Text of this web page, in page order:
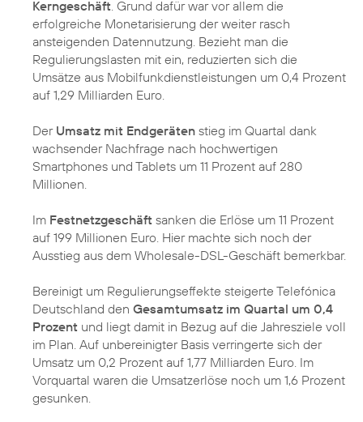
Kerngeschäft. Grund dafür war vor allem die
erfolgreiche Monetarisierung der weiter rasch
ansteigenden Datennutzung. Bezieht man die
Regulierungslasten mit ein, reduzierten sich die
Umsätze aus Mobilfunkdienstleistungen um 0,4 Prozent
auf 1,29 Milliarden Euro.
Der Umsatz mit Endgeräten stieg im Quartal dank
wachsender Nachfrage nach hochwertigen
Smartphones und Tablets um 11 Prozent auf 280
Millionen.
Im Festnetzgeschäft sanken die Erlöse um 11 Prozent
auf 199 Millionen Euro. Hier machte sich noch der
Ausstieg aus dem Wholesale-DSL-Geschäft bemerkbar.
Bereinigt um Regulierungseffekte steigerte Telefónica
Deutschland den Gesamtumsatz im Quartal um 0,4
Prozent und liegt damit in Bezug auf die Jahresziele voll
im Plan. Auf unbereinigter Basis verringerte sich der
Umsatz um 0,2 Prozent auf 1,77 Milliarden Euro. Im
Vorquartal waren die Umsatzerlöse noch um 1,6 Prozent
gesunken.